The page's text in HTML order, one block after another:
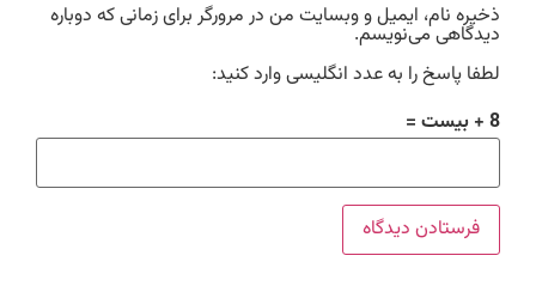
ذخیره نام، ایمیل و وبسایت من در مرورگر برای زمانی که دوباره
دیدگاهی می‌نویسم.
لطفا پاسخ را به عدد انگلیسی وارد کنید:
8 + بیست =